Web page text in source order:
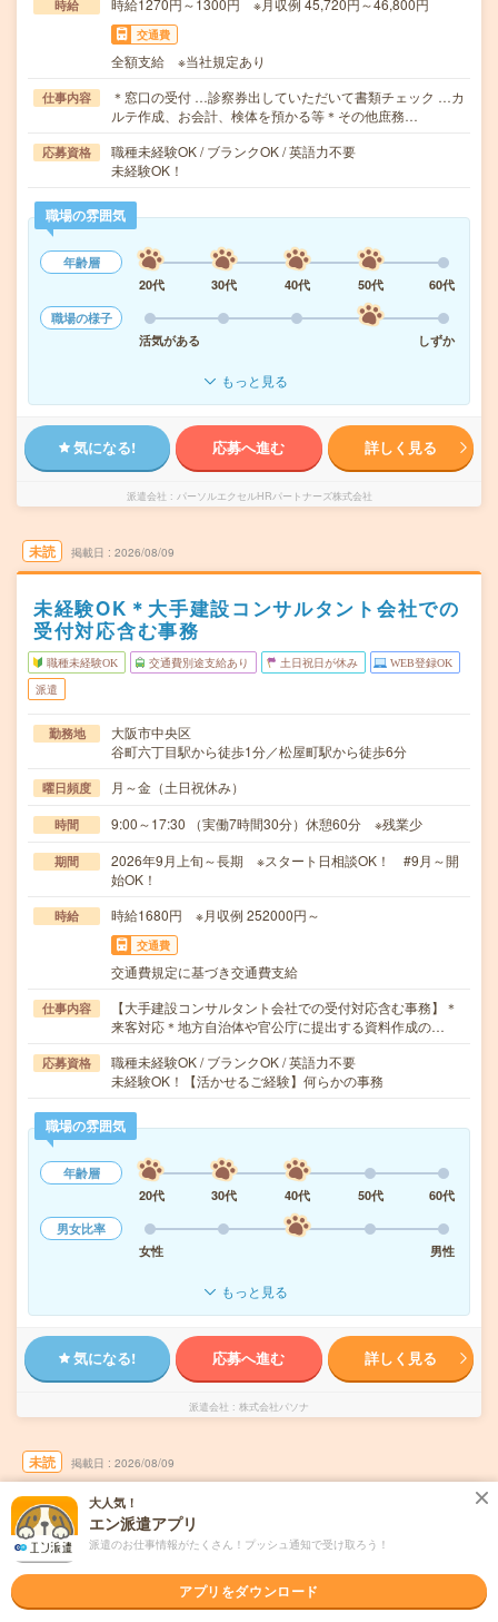
時給 時給1270円～1300円 ※月収例 45,720円～46,800円
交通費
全額支給 ※当社規定あり
仕事内容
＊窓口の受付 …診察券出していただいて書類チェック …カ
ルテ作成、お会計、検体を預かる等＊その他庶務…
応募資格
職種未経験OK / ブランクOK / 英語力不要
未経験OK！
職場の雰囲気
年齢層
20代
30代 40代 50代
60代
職場の様子
活気がある
しずか
もっと見る
気になる! 応募へ進む 詳しく見る
派遣会社 パーソルエクセルHRパートナーズ株式会社
未読 掲載日 2026/08/09
未経験OK＊大手建設コンサルタント会社での
受付対応含む事務
職種未経験OK 交通費別途支給あり 土日祝日が休み WEB登録OK
派遣
勤務地
大阪市中央区
谷町六丁目駅から徒歩1分／松屋町駅から徒歩6分
曜日頻度 月～金（土日祝休み）
時間 9:00～17:30 （実働7時間30分）休憩60分 ※残業少
期間
2026年9月上旬～長期 ※スタート日相談OK！ #9月～開
始OK！
時給 時給1680円 ※月収例 252000円～
交通費
交通費規定に基づき交通費支給
仕事内容
【大手建設コンサルタント会社での受付対応含む事務】＊
来客対応＊地方自治体や官公庁に提出する資料作成の…
応募資格
職種未経験OK / ブランクOK / 英語力不要
未経験OK！【活かせるご経験】何らかの事務
職場の雰囲気
年齢層
20代
30代 40代 50代
60代
男女比率
女性
男性
もっと見る
気になる! 応募へ進む 詳しく見る
派遣会社 株式会社パソナ
未読 掲載日 2026/08/09
【電話なし】未経験OK！【コツコツ】残業ほ
ぼなし▼梅田で一般事務
職種未経験OK 交通費別途支給あり 土日祝日が休み WEB登録OK
大人気！
エン派遣アプリ
派遣のお仕事情報がたくさん！プッシュ通知で受け取ろう！
アプリをダウンロード